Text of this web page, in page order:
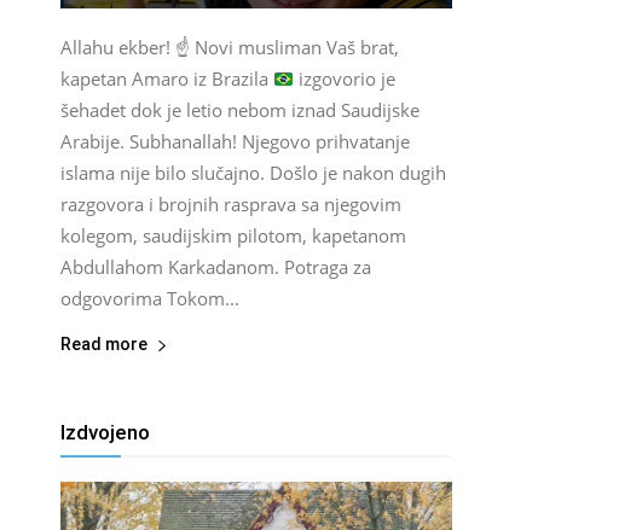
Allahu ekber! ☝ Novi musliman Vaš brat,
kapetan Amaro iz Brazila
izgovorio je
šehadet dok je letio nebom iznad Saudijske
Arabije. Subhanallah! Njegovo prihvatanje
islama nije bilo slučajno. Došlo je nakon dugih
razgovora i brojnih rasprava sa njegovim
kolegom, saudijskim pilotom, kapetanom
Abdullahom Karkadanom. Potraga za
odgovorima Tokom...
Read more
Izdvojeno